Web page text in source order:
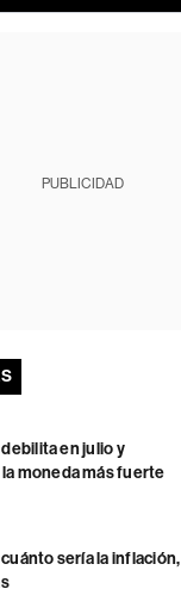
PUBLICIDAD
en julio y
moneda más fuerte
sería la inflación,